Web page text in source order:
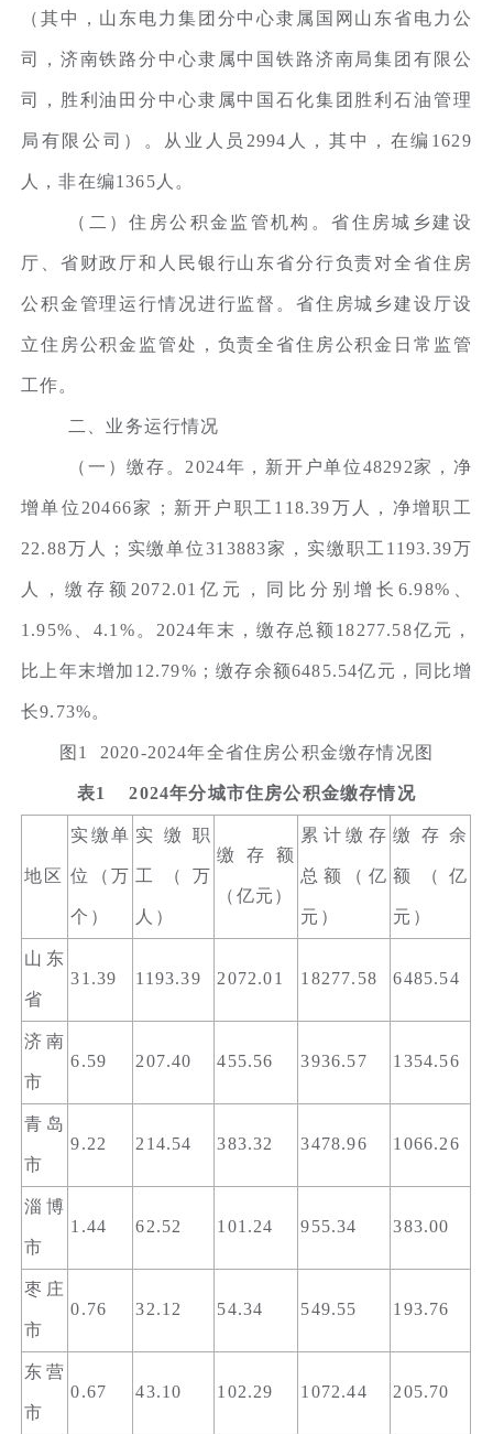
（其中，山东电力集团分中心隶属国网山东省电力公
司，济南铁路分中心隶属中国铁路济南局集团有限公
司，胜利油田分中心隶属中国石化集团胜利石油管理
局有限公司）。从业人员2994人，其中，在编1629
人，非在编1365人。
（二）住房公积金监管机构。省住房城乡建设
厅、省财政厅和人民银行山东省分行负责对全省住房
公积金管理运行情况进行监督。省住房城乡建设厅设
立住房公积金监管处，负责全省住房公积金日常监管
工作。
二、业务运行情况
（一）缴存。2024年，新开户单位48292家，净
增单位20466家；新开户职工118.39万人，净增职工
22.88万人；实缴单位313883家，实缴职工1193.39万
人，缴存额2072.01亿元，同比分别增长6.98%、
1.95%、4.1%。2024年末，缴存总额18277.58亿元，
比上年末增加12.79%；缴存余额6485.54亿元，同比增
长9.73%。
图1 2020-2024年全省住房公积金缴存情况图
表1 2024年分城市住房公积金缴存情况
地区
实缴单
位（万
个）
实缴职
工（万
人）
缴存额
（亿元）
累计缴存
总额（亿
元）
缴存余
额（亿
元）
山东
省
31.39 1193.39 2072.01 18277.58 6485.54
济南
市
6.59 207.40 455.56 3936.57 1354.56
青岛
市
9.22 214.54 383.32 3478.96 1066.26
淄博
市
1.44 62.52 101.24 955.34 383.00
枣庄
市
0.76 32.12 54.34 549.55 193.76
东营
市
0.67 43.10 102.29 1072.44 205.70